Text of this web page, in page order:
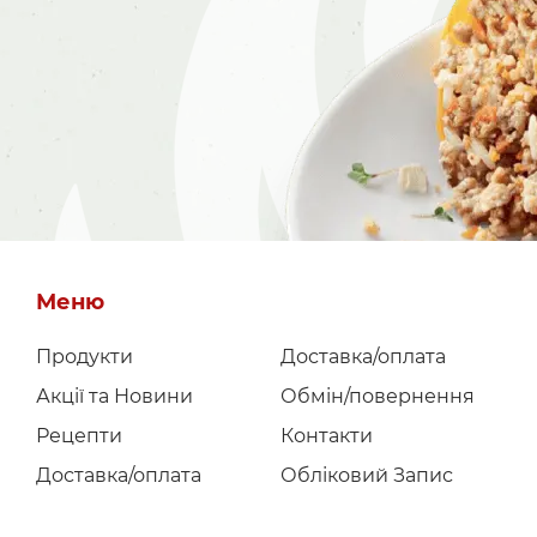
Меню
Продукти
Акції та Новини
Рецепти
Доставка/оплата
Доставка/оплата
Обмін/повернення
Контакти
Обліковий Запис